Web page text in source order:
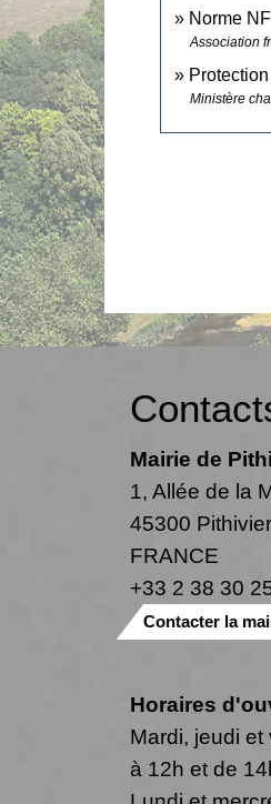
Norme
Association
Ministère
Mairie de
1, Allée de la
45300
FRANCE
+33 2 38 30
Contacter la
Horaires
Mardi, jeudi
à 12h et de